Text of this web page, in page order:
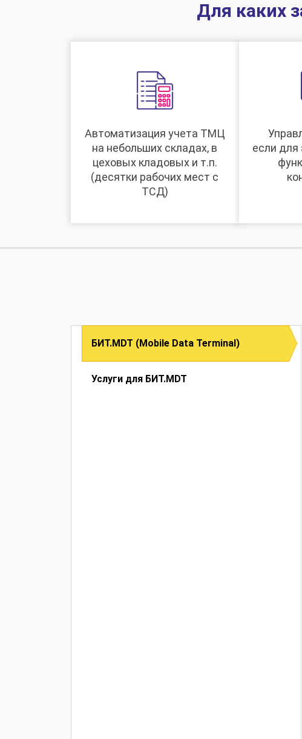
Для каких
Автоматизация учета ТМЦ
на небольших складах, в
цеховых кладовых и т.п.
(десятки рабочих мест с
ТСД)
если для
БИТ.MDT (Mobile Data Terminal)
Услуги для БИТ.MDT